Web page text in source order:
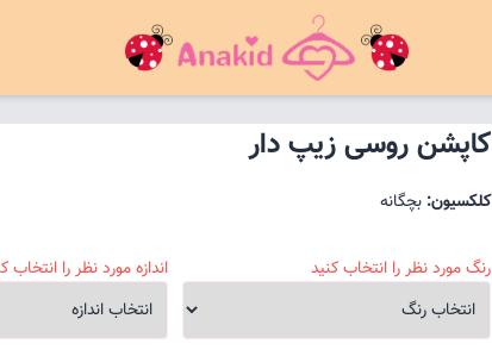
کاپشن روسی زیپ دار
کلکسیون: بچگانه
رنگ مورد نظر را انتخاب کنید اندازه مورد نظر را انتخاب